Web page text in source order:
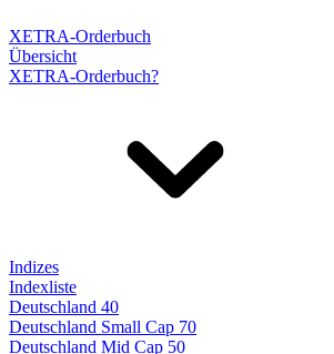
XETRA-Orderbuch
Übersicht
XETRA-Orderbuch?
Indizes
Indexliste
Deutschland 40
Deutschland Small Cap 70
Deutschland Mid Cap 50